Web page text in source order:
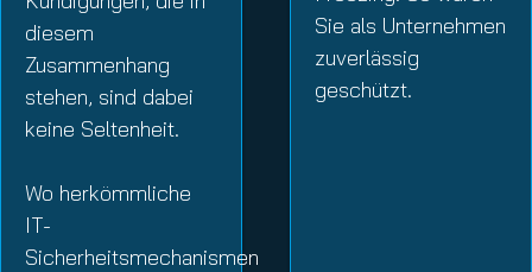
diesem
Zusammenhang
stehen, sind dabei
keine Seltenheit.
Wo herkömmliche
IT-
Sicherheitsmechanismen
Sie als Unternehmen
zuverlässig
geschützt.